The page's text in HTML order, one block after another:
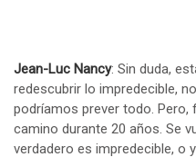
Jean-Luc Nancy: Sin duda,
redescubrir lo impredecible,
podríamos prever todo. Pero,
camino durante 20 años. Se
verdadero es impredecible, o